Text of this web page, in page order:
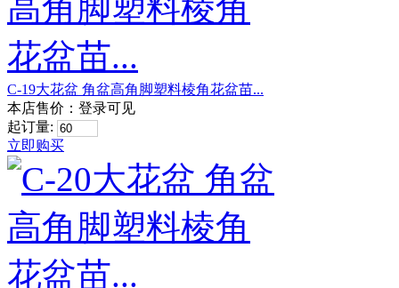
C-19大花盆 角盆高角脚塑料棱角花盆苗...
本店售价： 登录可见
起订量:
立即购买